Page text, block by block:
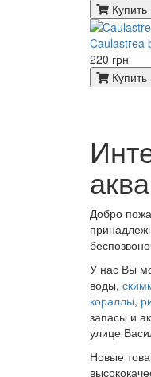
Купить
Caulastrea
220 грн
Купить
Добро
У нас Вы
воды,
кораллы,
запасы и
улице
Новые